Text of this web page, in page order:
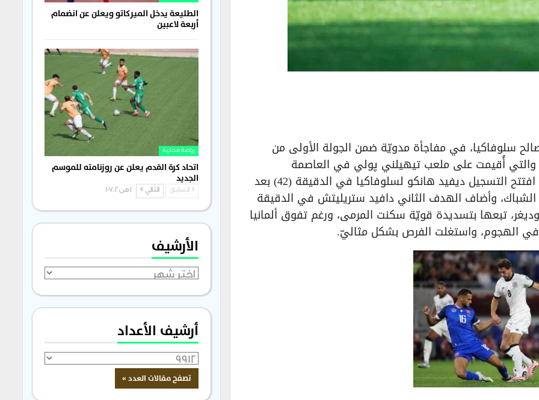
سلوفاكيا ضد ألمانيا بنتيجة (2-0 ) لصالح سلوفاكيا، في مفاجأة مدويّة ضمن الجولة الأولى من
الأوروبيّة المؤهلة لكأس العالم (2026)، والتي أُقيمت على ملعب تيهيلني پولي في العاصمة
براتيسلافا يوم أمس الخميس ( 4) سبتمبر ( 2025) افتتح التسجيل ديفيد هانكو لسلوفاكيا في الدقيقة (42) بعد
وأضاف الهدف الثاني دافيد ستريليتش في الدقيقة
روديغر، تبعها بتسديدة قويّة سكنت المرمى، ورغم تفوق ألمانيا
في الهجوم، واستغلت الفرص بشكل مثاليّ.
الطليعة يدخل الميركاتو ويعلن عن انضمام
أربعة لاعبين
رياضة محلية
اتحاد كرة القدم يعلن عن روزنامته للموسم
الجديد
السابق التالي 1 من 1٬702
الأرشيف
الأرشيف
أرشيف الأعداد